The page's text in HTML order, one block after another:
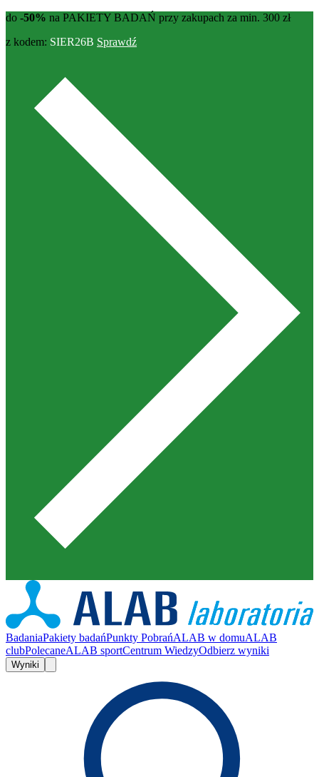
do -50% na PAKIETY BADAŃ przy zakupach za min. 300 zł
z kodem: SIER26B Sprawdź
BadaniaPakiety badańPunkty PobrańALAB w domuALAB
clubPolecaneALAB sportCentrum WiedzyOdbierz wyniki
Wyniki